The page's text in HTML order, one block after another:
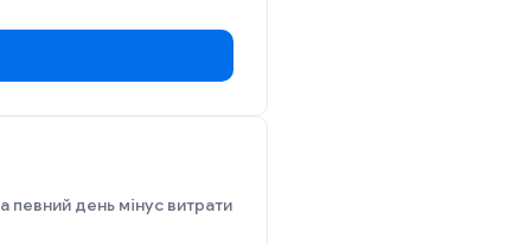
певний день мінус витрати